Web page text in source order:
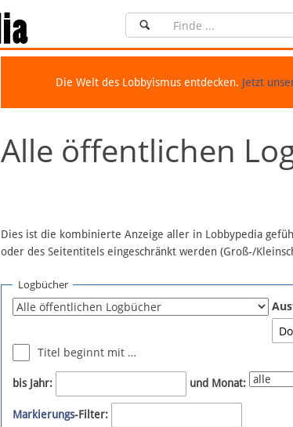
Die Welt des Lobbyismus entdecken. Jetzt
Alle öffentlichen
Dies ist die kombinierte Anzeige aller in Lobbypedia
oder des Seitentitels eingeschränkt werden (Groß-/
Logbücher
Titel beginnt mit …
bis Jahr: und Monat:
Markierungs-Filter: